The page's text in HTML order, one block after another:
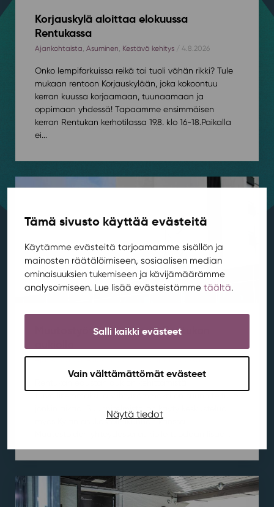
Tämä sivusto käyttää evästeitä
Käytämme evästeitä tarjoamamme sisällön ja
mainosten räätälöimiseen, sosiaalisen median
ominaisuuksien tukemiseen ja kävijämäärämme
analysoimiseen. Lue lisää evästeistämme täältä.
Salli kaikki evästeet
Vain välttämättömät evästeet
Näytä tiedot
Korjauskylä aloittaa elokuussa
Rentukassa
Ajankohtaista, Asuminen, Kestävä kehitys/ 4.8.2026
Onko lempifarkuissa reikä tai tuoli vähän rikki? Tule
mukaan rentoon Korjauskylään, joka kokoontuu
kerran kuussa korjaamaan, tuunaamaan ja
oppimaan yhdessä! Tapaamme ensimmäisen
kerran Rentukan kerhotilassa 19.8. klo 16-18.⁠⁠Paikalla
ei...
Muutostyöt käynnistyvät Rentukan
Ajankohtaista,Aluekehitys,Kortepohja,Rentukka/ 21.7.2026
jonkin aikaa. Suunnitelmista on käyty keskustelua
myös Kylän asukastoimikunnan kanssa.